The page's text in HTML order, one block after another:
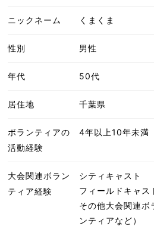
ニックネーム くまくま
性別 男性
年代 50代
居住地 千葉県
ボランティアの
活動経験
4年以上10年未満
大会関連ボラン
ティア経験
シティキャスト
フィールドキャス
その他大会関連ボ
ンティアなど）